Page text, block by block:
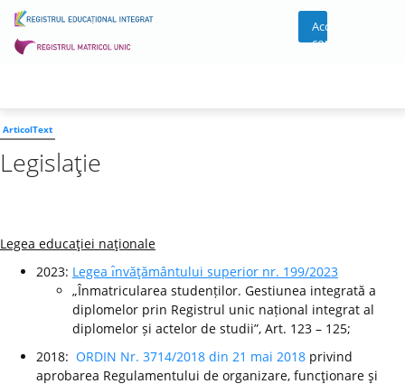
Acces
cont
ArticolText
Legislaţie
Legea educaţiei naţionale
2023: Legea ı̂nvăţământului superior nr. 199/2023
„Înmatricularea studenților. Gestiunea integrată a
diplomelor prin Registrul unic național integrat al
diplomelor și actelor de studii”, Art. 123 – 125;
2018: ORDIN Nr. 3714/2018 din 21 mai 2018 privind
aprobarea Regulamentului de organizare, funcţionare şi